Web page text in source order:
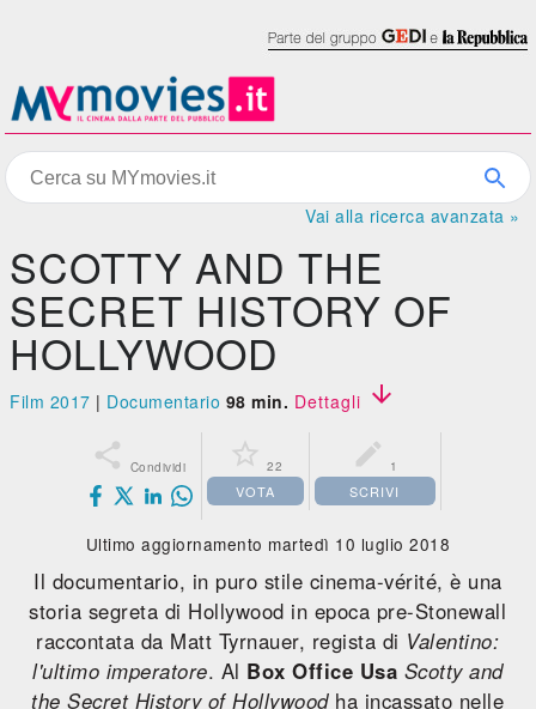
Vai alla ricerca avanzata »
SCOTTY AND THE
SECRET HISTORY OF
HOLLYWOOD
Film 2017 | Documentario 98 min. Dettagli 
 Condividi  22
VOTA
 1
SCRIVI
Ultimo aggiornamento martedì 10 luglio 2018
Il documentario, in puro stile cinema-vérité, è una
storia segreta di Hollywood in epoca pre-Stonewall
raccontata da Matt Tyrnauer, regista di Valentino:
l'ultimo imperatore. Al Box Office Usa Scotty and
the Secret History of Hollywoodha incassato nelle